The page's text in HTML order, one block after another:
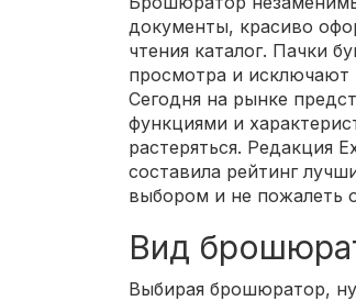
документы, красиво
чтения каталог. Пачки
просмотра и исключают
Сегодня на рынке
функциями и
растеряться. Редакция
составила рейтинг
выбором и не пожалеть
Вид
Выбирая брошюратор,